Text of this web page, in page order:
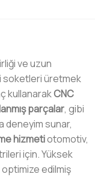
ve uzun
soketleri üretmek
kullanarakCNC
parçalar, gibi
deneyim sunar,
hizmetiotomotiv,
için. Yüksek
edilmiş